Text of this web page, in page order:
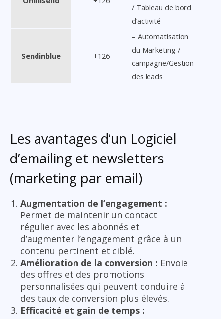
/ Tableau de bord
d’activité
Sendinblue +126
– Automatisation
du Marketing /
campagne/Gestion
des leads
Les avantages d’un Logiciel
d’emailing et newsletters
(marketing par email)
Augmentation de l’engagement :
Permet de maintenir un contact
régulier avec les abonnés et
d’augmenter l’engagement grâce à un
contenu pertinent et ciblé.
Amélioration de la conversion : Envoie
des offres et des promotions
personnalisées qui peuvent conduire à
des taux de conversion plus élevés.
Efficacité et gain de temps :